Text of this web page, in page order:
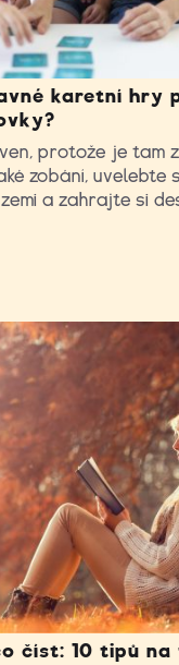
karetní hry
protože je tam
zobání, uvelebte
a zahrajte si
číst: 10 tipů na